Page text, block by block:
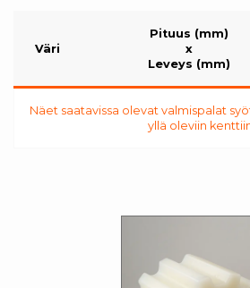
Väri
Pituus (mm)
x
Leveys (mm)
Näet saatavissa olevat valmispalat
yllä oleviin